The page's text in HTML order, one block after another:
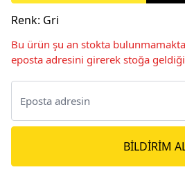
Renk: Gri
Bu ürün şu an stokta
eposta adresini girerek stoğa
BILDIRIM